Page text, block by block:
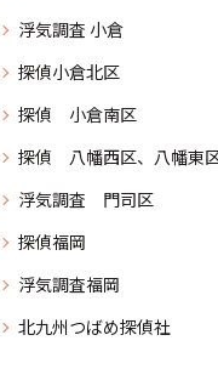
浮気調査 小倉
探偵小倉北区
探偵 小倉南区
探偵 八幡西区、八幡東
浮気調査 門司区
探偵福岡
浮気調査福岡
北九州つばめ探偵社